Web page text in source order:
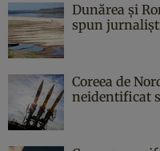
Dunărea și
spun
Coreea de
neidentificat